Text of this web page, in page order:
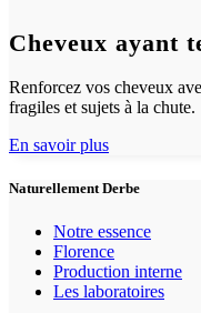
Cheveux ayant
Renforcez vos cheveux
fragiles et sujets à la chute.
En savoir plus
Naturellement Derbe
Notre essence
Florence
Production interne
Les laboratoires